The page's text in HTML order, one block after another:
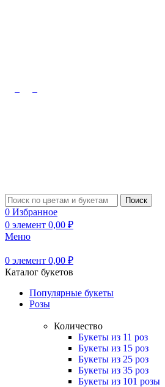
Поиск
0 Избранное
0 элемент 0,00 ₽
Меню
0 элемент 0,00 ₽
Каталог букетов
Популярные букеты
Розы
Количество
Букеты из 11 роз
Букеты из 15 роз
Букеты из 25 роз
Букеты из 35 роз
Букеты из 101 розы